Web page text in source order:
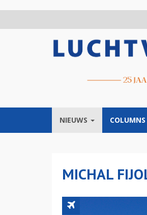
NIEUWS
MICHAL